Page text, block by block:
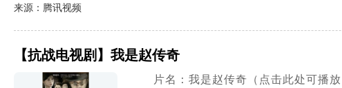
来源：腾讯视频
【抗战电视剧】我是赵传奇
片名：我是赵传奇（点击此处可播